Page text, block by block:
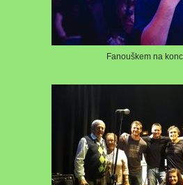
Fanouškem na